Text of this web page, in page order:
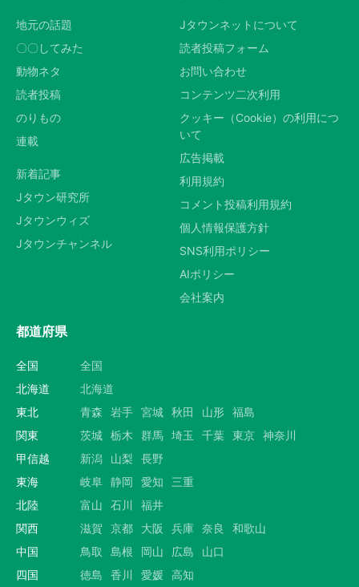
地元の話題
〇〇してみた
動物ネタ
読者投稿
のりもの
連載
新着記事
Jタウン研究所
Jタウンウィズ
Jタウンチャンネル
Jタウンネットについて
読者投稿フォーム
お問い合わせ
コンテンツ二次利用
クッキー（Cookie）の利用につ
いて
広告掲載
利用規約
コメント投稿利用規約
個人情報保護方針
SNS利用ポリシー
AIポリシー
会社案内
都道府県
全国
全国
北海道
北海道
東北
青森 岩手 宮城 秋田 山形 福島
関東
茨城 栃木 群馬 埼玉 千葉 東京 神奈川
甲信越
新潟 山梨
長野
東海
岐阜 静岡 愛知
三重
北陸
富山 石川
福井
関西
滋賀 京都 大阪 兵庫 奈良
和歌山
中国
鳥取 島根 岡山 広島
山口
四国
徳島 香川 愛媛 高知